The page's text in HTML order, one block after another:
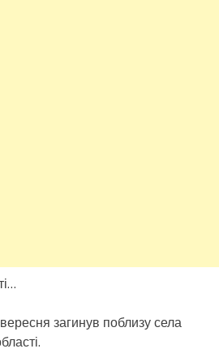
загинув поблизу села